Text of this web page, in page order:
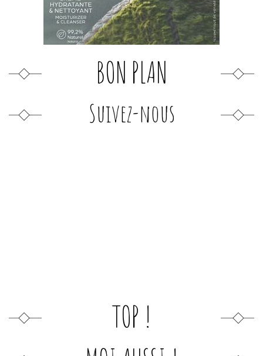
BON PLAN
Suivez-nous
TOP !